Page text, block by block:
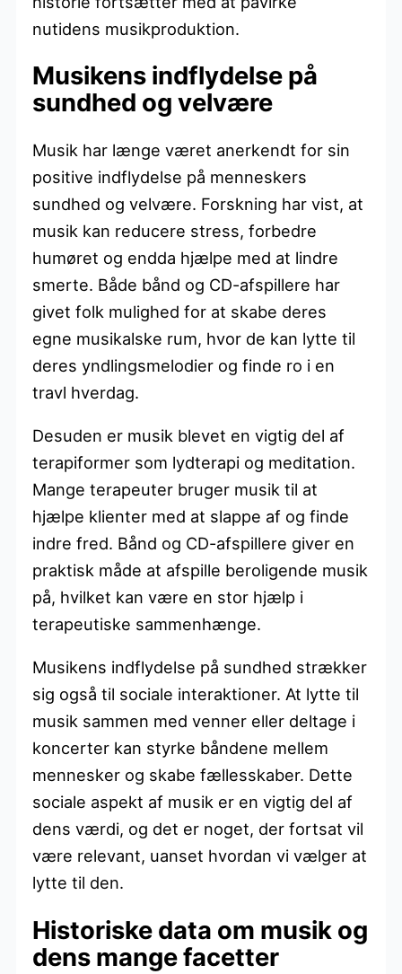
nutidens musikproduktion.
Musikens indflydelse på
sundhed og velvære
Musik har længe været anerkendt for sin
positive indflydelse på menneskers
sundhed og velvære. Forskning har vist, at
musik kan reducere stress, forbedre
humøret og endda hjælpe med at lindre
smerte. Både bånd og CD-afspillere har
givet folk mulighed for at skabe deres
egne musikalske rum, hvor de kan lytte til
deres yndlingsmelodier og finde ro i en
travl hverdag.
Desuden er musik blevet en vigtig del af
terapiformer som lydterapi og meditation.
Mange terapeuter bruger musik til at
hjælpe klienter med at slappe af og finde
indre fred. Bånd og CD-afspillere giver en
praktisk måde at afspille beroligende musik
på, hvilket kan være en stor hjælp i
terapeutiske sammenhænge.
Musikens indflydelse på sundhed strækker
sig også til sociale interaktioner. At lytte til
musik sammen med venner eller deltage i
koncerter kan styrke båndene mellem
mennesker og skabe fællesskaber. Dette
sociale aspekt af musik er en vigtig del af
dens værdi, og det er noget, der fortsat vil
være relevant, uanset hvordan vi vælger at
lytte til den.
Historiske data om musik og
dens mange facetter